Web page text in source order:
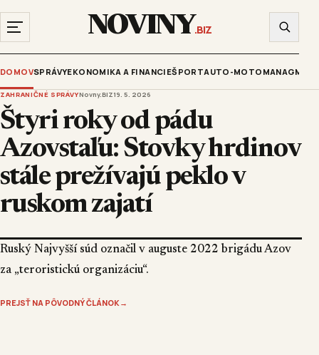
NOVINY.BIZ
DOMOVSPRÁVYEKONOMIKA A FINANCIEŠPORTAUTO-MOTO
ZAHRANIČNÉ SPRÁVYNovny.BIZ19. 5. 2026
Štyri roky od pádu
Azovstaľu: Stovky hrdinov
stále prežívajú peklo v
ruskom zajatí
Ruský Najvyšší súd označil v auguste 2022 brigádu Azov
za „teroristickú organizáciu“.
PREJSŤ NA PÔVODNÝ ČLÁNOK →